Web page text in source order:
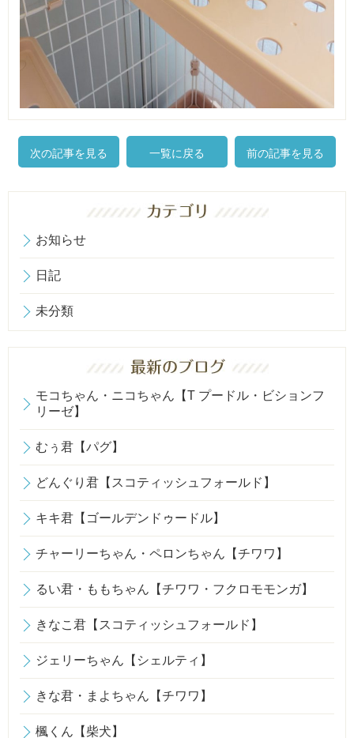
次の記事を見る 一覧に戻る 前の記事を見る
お知らせ
日記
未分類
モコちゃん・ニコちゃん【T プードル・ビションフ
リーゼ】
むぅ君【パグ】
どんぐり君【スコティッシュフォールド】
キキ君【ゴールデンドゥードル】
チャーリーちゃん・ペロンちゃん【チワワ】
るい君・ももちゃん【チワワ・フクロモモンガ】
きなこ君【スコティッシュフォールド】
ジェリーちゃん【シェルティ】
きな君・まよちゃん【チワワ】
楓くん【柴犬】